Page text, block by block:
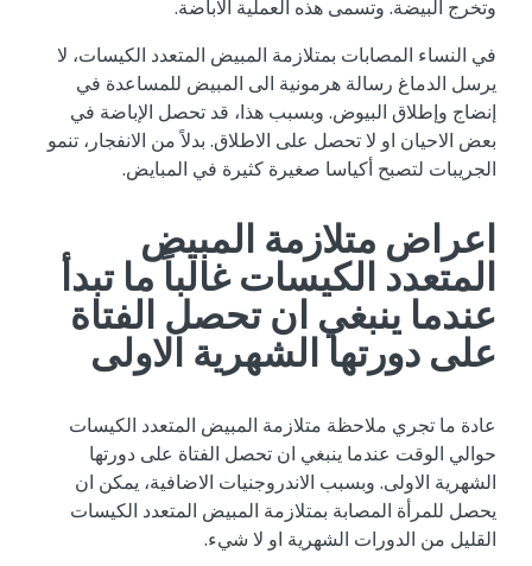
وتخرج البيضة. وتسمى هذه العملية الاباضة.
في النساء المصابات بمتلازمة المبيض المتعدد الكيسات، لا
يرسل الدماغ رسالة هرمونية الى المبيض للمساعدة في
إنضاج وإطلاق البيوض. وبسبب هذا، قد تحصل الإباضة في
بعض الاحيان او لا تحصل على الاطلاق. بدلاً من الانفجار، تنمو
الجريبات لتصبح أكياسا صغيرة كثيرة في المبايض.
اعراض متلازمة المبيض
المتعدد الكيسات غالباً ما تبدأ
عندما ينبغي ان تحصل الفتاة
على دورتها الشهرية الاولى
عادة ما تجري ملاحظة متلازمة المبيض المتعدد الكيسات
حوالي الوقت عندما ينبغي ان تحصل الفتاة على دورتها
الشهرية الاولى. وبسبب الاندروجنيات الاضافية، يمكن ان
يحصل للمرأة المصابة بمتلازمة المبيض المتعدد الكيسات
القليل من الدورات الشهرية او لا شيء.